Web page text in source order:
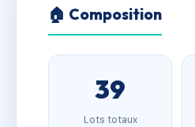
🏠 Composition
39
Lots totaux